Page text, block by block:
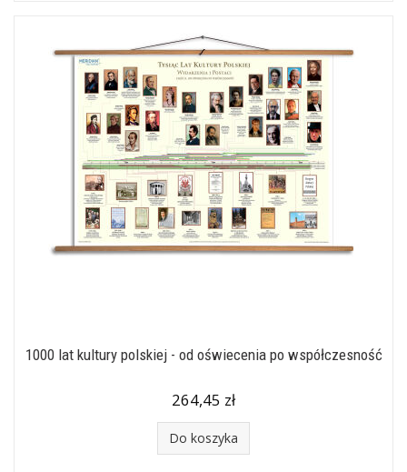
1000 lat kultury polskiej - od oświecenia po współczesność
264,45 zł
Do koszyka